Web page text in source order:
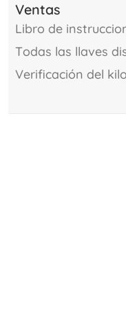
Ventas
libro de
todas las llaves
verificación del